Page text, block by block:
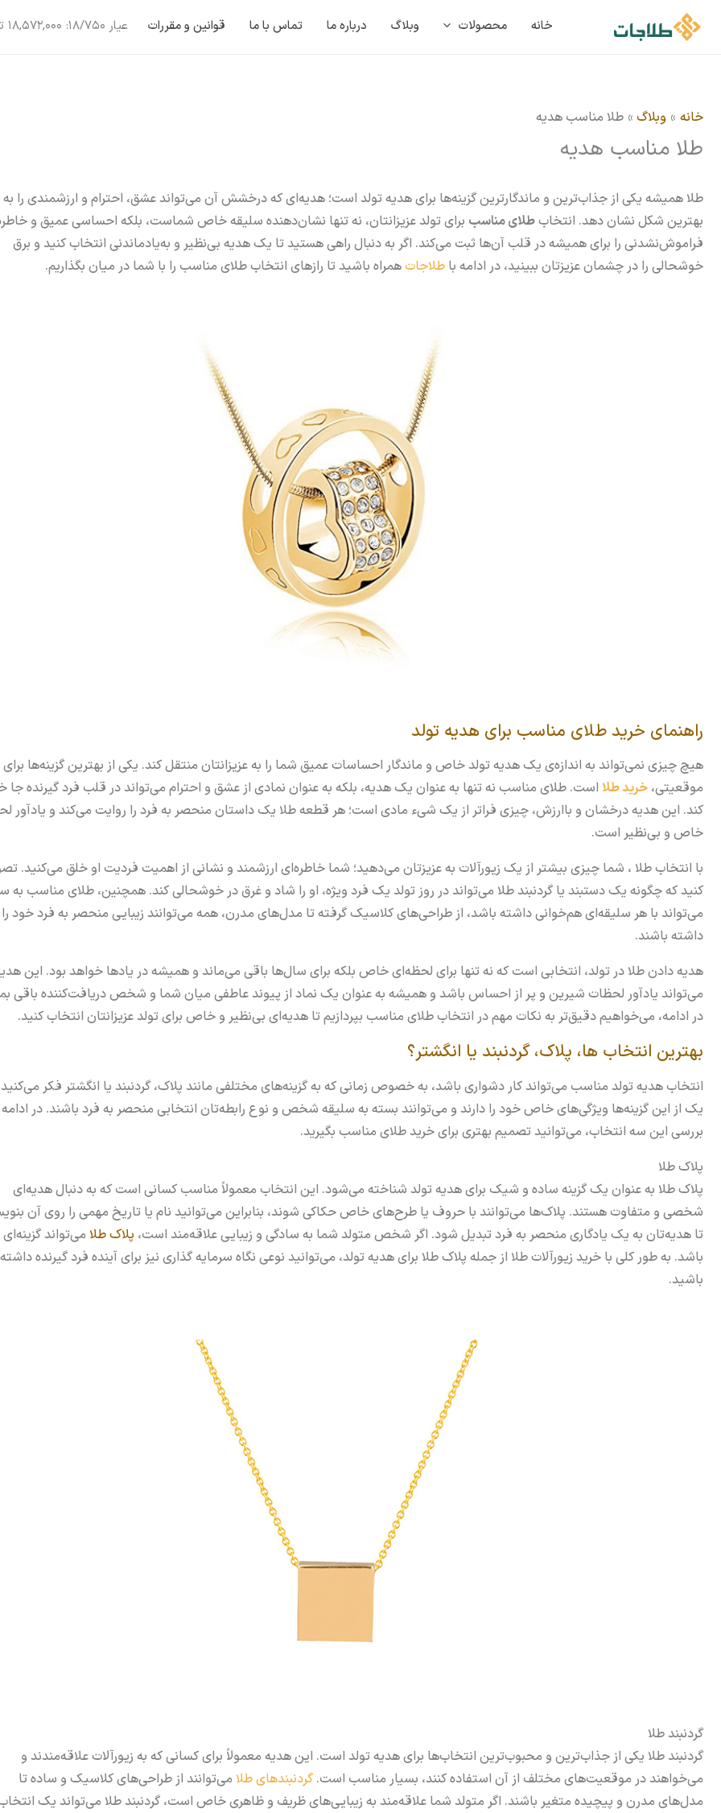
خانه محصولات وبلاگ درباره ما تماس با ما قوانین و مقررات عیار 18/750: 18,572,000
خانه وبلاگ طلا مناسب هدیه
طلا مناسب هدیه
طلا همیشه یکی از جذاب‌ترین و ماندگارترین گزینه‌ها برایهدیه تولد است؛ هدیه‌ای که درخشش آن می‌تواند عشق، احترام و ارزشمندی را به
بهترین شکل نشان دهد. انتخابطلای مناسب برای تولد عزیزانتان، نه تنها نشان‌دهنده سلیقه خاص شماست، بلکه احساسی عمیق و
فراموش‌نشدنی را برای همیشه در قلب آن‌ها ثبت می‌کند. اگر به دنبال راهی هستید تا یک هدیه بی‌نظیر و به‌یادماندنی انتخاب کنید و برق
خوشحالی را در چشمان عزیزتان ببینید، در ادامه با طلاجاتهمراه باشید تا رازهای انتخاب طلای مناسب را با شما در میان بگذاریم.
راهنمای خرید طلای مناسب برای هدیه تولد
هیچ چیزی نمی‌تواند به اندازه‌ی یک هدیه تولد خاص و ماندگار احساسات عمیق شما را به عزیزانتان منتقل کند. یکی از بهترین گزینه‌ها
موقعیتی، خرید طلا است. طلای مناسب نه تنها به عنوان یک هدیه، بلکه به عنوان نمادی از عشق و احترام می‌تواند در قلب فرد گیرنده
کند. این هدیه درخشان و باارزش، چیزی فراتر از یک شیء مادی است؛ هر قطعه طلا یک داستان منحصر به فرد را روایت می‌کند و یادآور
خاص و بی‌نظیر است.
با انتخاب طلا ، شما چیزی بیشتر از یک زیورآلات به عزیزتان می‌دهید؛ شما خاطره‌ای ارزشمند و نشانی از اهمیت فردیت او خلق می‌کنید.
کنید که چگونه یک دستبند یا گردنبند طلا می‌تواند در روز تولد یک فرد ویژه، او را شاد و غرق در خوشحالی کند. همچنین، طلای مناسب به
می‌تواند با هر سلیقه‌ای هم‌خوانی داشته باشد، از طراحی‌های کلاسیک گرفته تا مدل‌های مدرن، همه می‌توانند زیبایی منحصر به فرد خود را
داشته باشند.
هدیه دادن طلا در تولد، انتخابی است که نه تنها برای لحظه‌ای خاص بلکه برای سال‌ها باقی می‌ماند و همیشه در یادها خواهد بود. این
می‌تواند یادآور لحظات شیرین و پر از احساس باشد و همیشه به عنوان یک نماد از پیوند عاطفی میان شما و شخص دریافت‌کننده باقی
در ادامه، می‌خواهیم دقیق‌تر به نکات مهمدر انتخاب طلای مناسب بپردازیم تا هدیه‌ای بی‌نظیر و خاص برای تولد عزیزانتان انتخاب کنید.
بهترین انتخاب ها، پلاک، گردنبند یا انگشتر؟
انتخاب هدیه تولد مناسب می‌تواند کار دشواری باشد، به خصوص زمانی که به گزینه‌های مختلفی مانند پلاک، گردنبند یا انگشتر فکر
یک از این گزینه‌ها ویژگی‌های خاص خود را دارند و می‌توانند بسته به سلیقه شخص و نوع رابطه‌تان انتخابی منحصر به فرد باشند. در ادامه
بررسی این سه انتخاب، می‌توانید تصمیم بهتری برای خرید طلای مناسب بگیرید.
پلاک طلا
پلاک طلا به عنوان یک گزینه ساده و شیک برای هدیه تولد شناخته می‌شود. این انتخاب معمولاً مناسب کسانی است که به دنبال هدیه‌ای
شخصی و متفاوت هستند. پلاک‌ها می‌توانند با حروف یا طرح‌های خاص حکاکی شوند، بنابراین می‌توانید نام یا تاریخ مهمی را روی آن
تا هدیه‌تان به یک یادگاری منحصر به فرد تبدیل شود. اگر شخص متولد شما به سادگی و زیبایی علاقه‌مند است، پلاک طلا می‌تواند
باشد. به طور کلی با خرید زیورآلات طلا از جمله پلاک طلا برای هدیه تولد، می‌توانید نوعی نگاه سرمایه گذاری نیز برای آینده فرد گیرنده داشته
باشید.
گردنبند طلا
گردنبند طلا یکی از جذاب‌ترین و محبوب‌ترین انتخاب‌ها برای هدیه تولد است. این هدیه معمولاً برای کسانی که به زیورآلات علاقه‌مندند و
می‌خواهند در موقعیت‌های مختلف از آن استفاده کنند، بسیار مناسب است. گردنبندهای طلا می‌توانند از طراحی‌های کلاسیک و ساده تا
مدل‌های مدرن و پیچیده متغیر باشند. اگر متولد شما علاقه‌مند به زیبایی‌های ظریف و ظاهری خاص است، گردنبند طلا می‌تواند یک